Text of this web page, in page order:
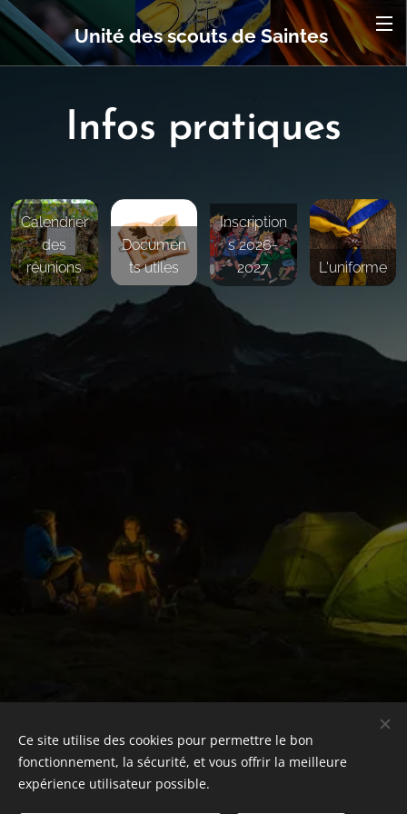
Unité des scouts de Saintes
Infos pratiques
Calendrier
des
réunions
Documen
ts utiles
Inscription
s 2026-
2027
L'uniforme
© 2025 Tous droits réservés
Ce site utilise des cookies pour permettre le bon
fonctionnement, la sécurité, et vous offrir la meilleure
expérience utilisateur possible.